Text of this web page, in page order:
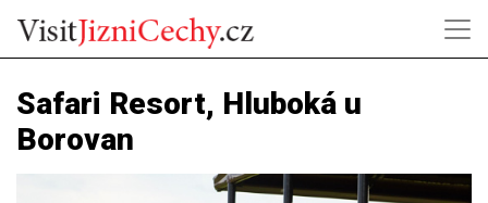
Safari Resort, Hluboká u
Borovan